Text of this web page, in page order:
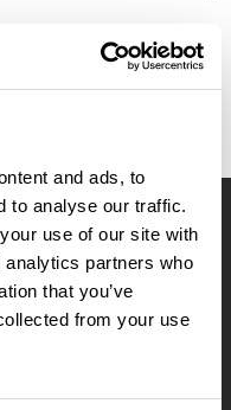
and ads, to
to analyse our traffic.
use of our site with
partners who
that you’ve
from your use